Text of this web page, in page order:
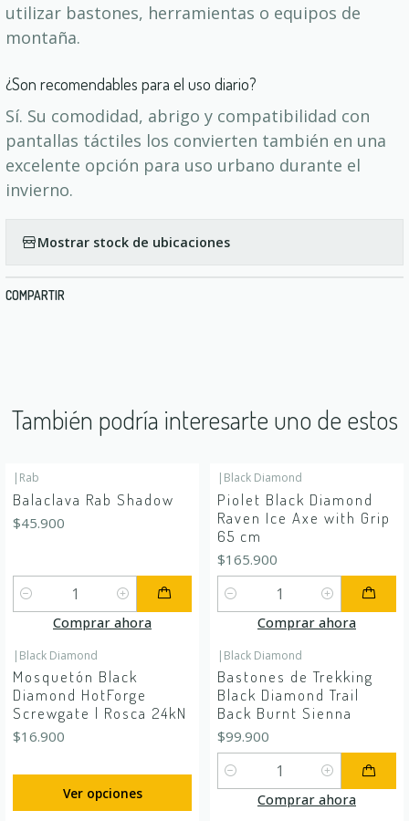
utilizar bastones, herramientas o equipos de
montaña.
¿Son recomendables para el uso diario?
Sí. Su comodidad, abrigo y compatibilidad con
pantallas táctiles los convierten también en una
excelente opción para uso urbano durante el
invierno.
Mostrar stock de ubicaciones
COMPARTIR
También podría interesarte uno de estos
| Rab
Balaclava Rab Shadow
$45.900
Cantidad
Comprar ahora
| Black Diamond
Piolet Black Diamond
Raven Ice Axe with Grip
65 cm
$165.900
Cantidad
Comprar ahora
| Black Diamond
Mosquetón Black
Diamond HotForge
Screwgate | Rosca 24kN
$16.900
Ver opciones
| Black Diamond
Bastones de Trekking
Black Diamond Trail
Back Burnt Sienna
$99.900
Cantidad
Comprar ahora